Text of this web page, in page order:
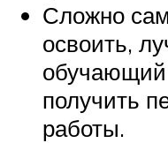
Сложно
освоить,
обучающий
получить
работы.